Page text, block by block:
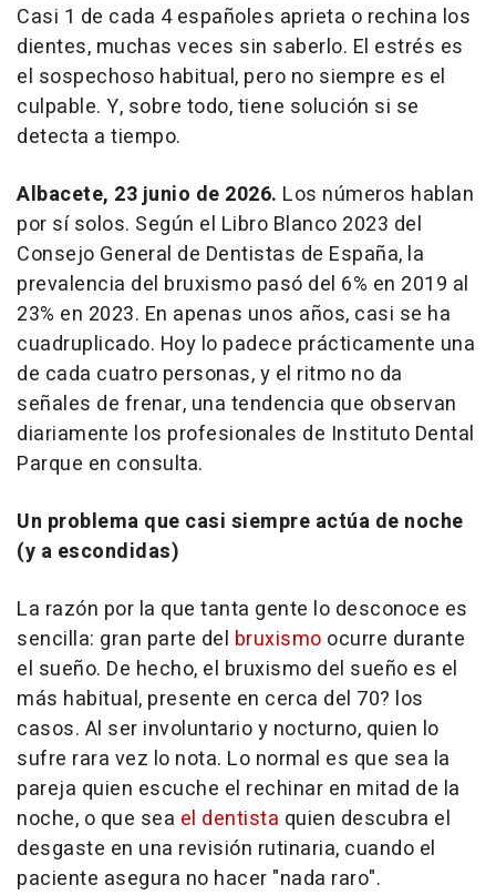
Casi 1 de cada 4 españoles aprieta o rechina los
dientes, muchas veces sin saberlo. El estrés es
el sospechoso habitual, pero no siempre es el
culpable. Y, sobre todo, tiene solución si se
detecta a tiempo.
Albacete, 23 junio de 2026. Los números hablan
por sí solos. Según el Libro Blanco 2023 del
Consejo General de Dentistas de España, la
prevalencia del bruxismo pasó del 6% en 2019 al
23% en 2023. En apenas unos años, casi se ha
cuadruplicado. Hoy lo padece prácticamente una
de cada cuatro personas, y el ritmo no da
señales de frenar, una tendencia que observan
diariamente los profesionales de Instituto Dental
Parque en consulta.
Un problema que casi siempre actúa de noche
(y a escondidas)
La razón por la que tanta gente lo desconoce es
sencilla: gran parte del bruxismo ocurre durante
el sueño. De hecho, el bruxismo del sueño es el
más habitual, presente en cerca del 70? los
casos. Al ser involuntario y nocturno, quien lo
sufre rara vez lo nota. Lo normal es que sea la
pareja quien escuche el rechinar en mitad de la
noche, o que sea el dentista quien descubra el
desgaste en una revisión rutinaria, cuando el
paciente asegura no hacer "nada raro".